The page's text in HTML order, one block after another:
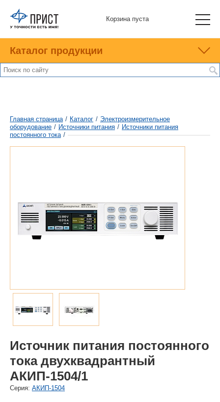
Корзина пуста
Каталог продукции
Главная страница / Каталог / Электроизмерительное
оборудование / Источники питания / Источники питания
постоянного тока /
Источник питания постоянного
тока двухквадрантный
АКИП-1504/1
Cерия: АКИП-1504